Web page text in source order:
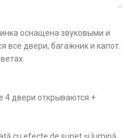
оснащена звуковыми и
двери, багажник и капот.
4 двери открываются +